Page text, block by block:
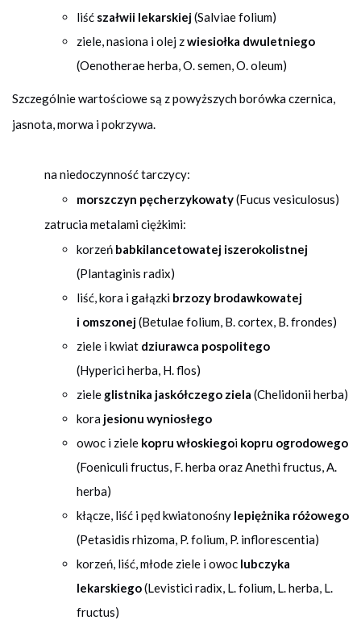
liść szałwii lekarskiej(Salviae folium)
ziele, nasiona i olej zwiesiołka dwuletniego
(Oenotherae herba, O. semen, O. oleum)
Szczególnie wartościowe są z powyższych borówka czernica,
jasnota, morwa i pokrzywa.
na niedoczynność tarczycy:
morszczyn pęcherzykowaty(Fucus vesiculosus)
zatrucia metalami ciężkimi:
korzeń babkilancetowatej iszerokolistnej
(Plantaginis radix)
liść, kora i gałązki brzozy brodawkowatej
i omszonej(Betulae folium, B. cortex, B. frondes)
ziele i kwiat dziurawca pospolitego
(Hyperici herba, H. flos)
ziele glistnika jaskółczego ziela (Chelidonii herba)
kora jesionu wyniosłego
owoc i ziele kopru włoskiegoi kopru ogrodowego
(Foeniculi fructus, F. herba oraz Anethi fructus, A.
herba)
kłącze, liść i pęd kwiatonośny lepiężnika różowego
(Petasidis rhizoma, P. folium, P. inflorescentia)
korzeń, liść, młode ziele i owoc lubczyka
lekarskiego(Levistici radix, L. folium, L. herba, L.
fructus)